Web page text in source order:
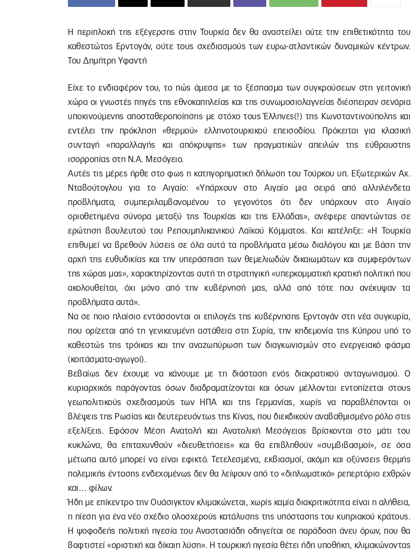
Η περιπλοκή της εξέγερσης στην Τουρκία δεν θα αναστείλει ούτε την επιθετικότητα του
καθεστώτος Ερντογάν, ούτε τους σχεδιασμούς των ευρω-ατλαντικών δυναμικών κέντρων.
Του Δημήτρη Υφαντή
Είχε το ενδιαφέρον του, το πώς άμεσα με το ξέσπασμα των συγκρούσεων στη γειτονική
χώρα οι γνωστές πηγές της εθνοκαπηλείας και της συνωμοσιολαγνείας διέσπειραν σενάρια
υποκινούμενης αποσταθεροποίησης με στόχο τους Έλληνες(!) της Κωνσταντινούπολης και
εντέλει την πρόκληση «θερμού» ελληνοτουρκικού επεισοδίου. Πρόκειται για κλασική
συνταγή «παραλλαγής και απόκρυψης» των πραγματικών απειλών της εύθραυστης
ισορροπίας στη Ν.Α. Μεσόγειο.
Αυτές τις μέρες ήρθε στο φως η κατηγορηματική δήλωση του Τούρκου υπ. Εξωτερικών Αχ.
Νταβούτογλου για το Αιγαίο: «Υπάρχουν στο Αιγαίο μια σειρά από αλληλένδετα
προβλήματα, συμπεριλαμβανομένου το γεγονότος ότι δεν υπάρχουν στο Αιγαίο
οριοθετημένα σύνορα μεταξύ της Τουρκίας και της Ελλάδας», ανέφερε απαντώντας σε
ερώτηση βουλευτού του Ρεπουμπλικανικού Λαϊκού Κόμματος. Και κατέληξε: «H Τουρκία
επιθυμεί να βρεθούν λύσεις σε όλα αυτά τα προβλήματα μέσω διαλόγου και με βάση την
αρχή της ευθυδικίας και την υπεράσπιση των θεμελιωδών δικαιωμάτων και συμφερόντων
της χώρας μας», χαρακτηρίζοντας αυτή τη στρατηγική «υπερκομματική κρατική πολιτική που
ακολουθείται, όχι μόνο από την κυβέρνησή μας, αλλά από τότε που ανέκυψαν τα
προβλήματα αυτά».
Να σε ποιο πλαίσιο εντάσσονται οι επιλογές της κυβέρνησης Ερντογάν στη νέα συγκυρία,
που ορίζεται από τη γενικευμένη αστάθεια στη Συρία, την κηδεμονία της Κύπρου υπό το
καθεστώς της τρόικας και την αναζωπύρωση των διαγκωνισμών στο ενεργειακό φάσμα
(κοιτάσματα-αγωγοί).
Βεβαίως δεν έχουμε να κάνουμε με τη διάσταση ενός διακρατικού ανταγωνισμού. Ο
κυριαρχικός παράγοντας όσων διαδραματίζονται και όσων μέλλονται εντοπίζεται στους
γεωπολιτικούς σχεδιασμούς των ΗΠΑ και της Γερμανίας, χωρίς να παραβλέπονται οι
βλέψεις της Ρωσίας και δευτερευόντως της Κίνας, που διεκδικούν αναβαθμισμένο ρόλο στις
εξελίξεις. Εφόσον Μέση Ανατολή και Ανατολική Μεσόγειος βρίσκονται στο μάτι του
κυκλώνα, θα επιταχυνθούν «διευθετήσεις» και θα επιβληθούν «συμβιβασμοί», σε όσα
μέτωπα αυτό μπορεί να είναι εφικτό. Τετελεσμένα, εκβιασμοί, ακόμη και οξύνσεις θερμής
πολεμικής έντασης ενδεχομένως δεν θα λείψουν από το «διπλωματικό» ρεπερτόριο εχθρών
και… φίλων.
Ήδη με επίκεντρο την Ουάσιγκτον κλιμακώνεται, χωρίς καμία διακριτικότητα είναι η αλήθεια,
η πίεση για ένα νέο σχέδιο ολοσχερούς κατάλυσης της υπόστασης του κυπριακού κράτους.
Η ψοφοδεής πολιτική ηγεσία του Αναστασιάδη οδηγείται σε παράδοση άνευ όρων, που θα
βαφτιστεί «οριστική και δίκαιη λύση». Η τουρκική ηγεσία θέτει ήδη υποθήκη, κλιμακώνοντας